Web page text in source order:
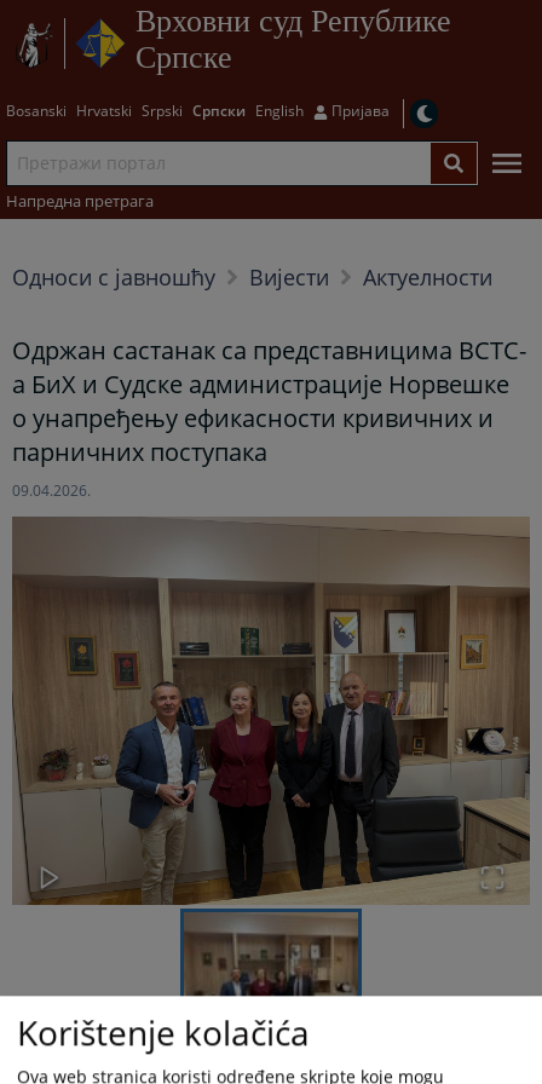
Врховни суд Републике
Српске
Bosanski Hrvatski Srpski Српски English Пријава
Напредна претрага
Односи с јавношћу Вијести Актуелности
Одржан састанак са представницима ВСТС-
а БиХ и Судске администрације Норвешке
о унапређењу ефикасности кривичних и
парничних поступака
09.04.2026.
Korištenje kolačića
Ova web stranica koristi određene skripte koje mogu